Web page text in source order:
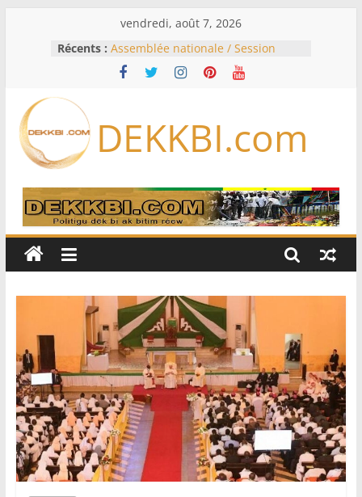
vendredi, août 7, 2026
Récents : Assemblée nationale / Session
extraordinaire: Six commissions
d’enquête à l’ordre du jour ce lundi
Bénin: Patrice Talon élu président
du Sénat, moins de trois mois
Pakistan et la Turquie signent un
accord de défense
RD Congo: Kinshasa interdit les
exportations de cuivre et de cobalt
production
DEKKBI.com